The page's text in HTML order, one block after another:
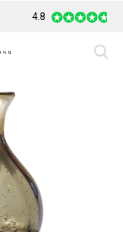
Safe Payment
4.8